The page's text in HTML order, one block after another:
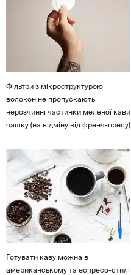
Фільтри з мікроструктурою
волокон не пропускають
нерозчинні частинки меленої кави
чашку (на відміну від френч-пресу)
Готувати каву можна в
американському та еспресо-стилі